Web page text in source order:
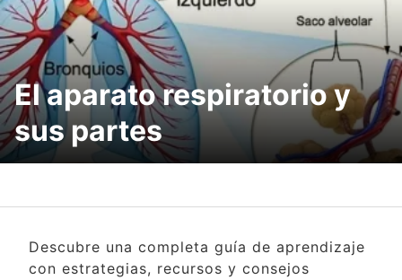
El aparato respiratorio y
sus partes
Descubre una completa guía de aprendizaje
con estrategias, recursos y consejos